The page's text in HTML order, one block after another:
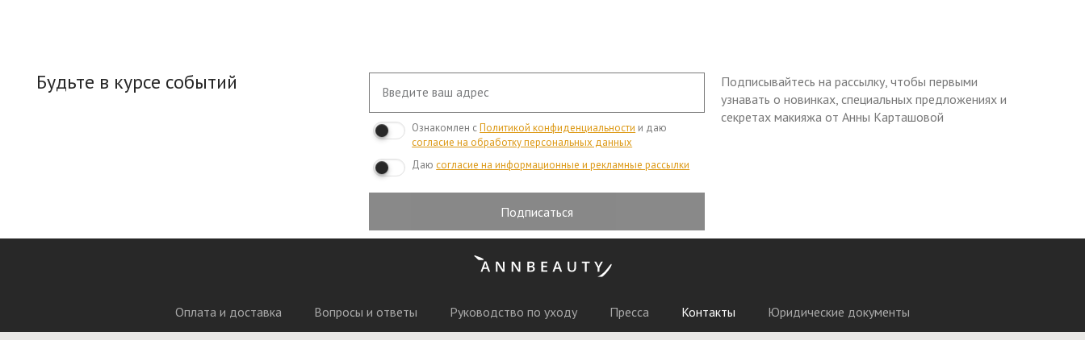
Будьте в курсе событий
Ознакомлен сПолитикой конфиденциальности и даю
согласие на обработку персональных данных
Даю согласие на информационные и рекламные рассылки
Подписаться
Подписывайтесь на рассылку, чтобы первыми
узнавать о новинках, специальных предложениях и
секретах макияжа от Анны Карташовой
Оплата и доставка Вопросы и ответы Руководство по уходу Пресса Контакты Юридические документы